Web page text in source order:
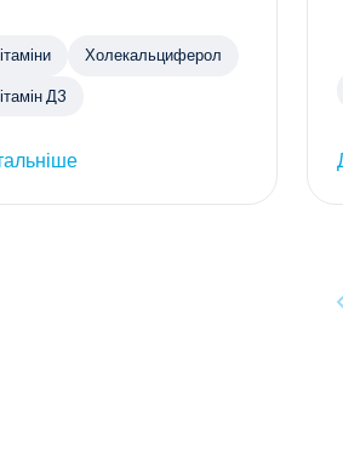
Холекальциферол
Д3